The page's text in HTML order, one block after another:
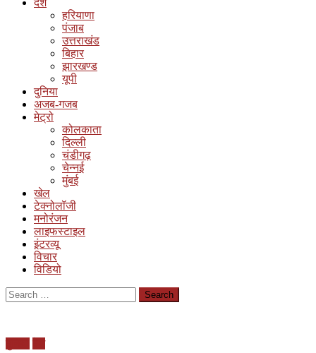
देश
हरियाणा
पंजाब
उत्तराखंड
बिहार
झारखण्ड
यूपी
दुनिया
अजब-गजब
मेट्रो
कोलकाता
दिल्ली
चंडीगढ़
चेन्नई
मुंबई
खेल
टेक्नोलॉजी
मनोरंजन
लाइफस्टाइल
इंटरव्यू
विचार
विडियो
Search
for: